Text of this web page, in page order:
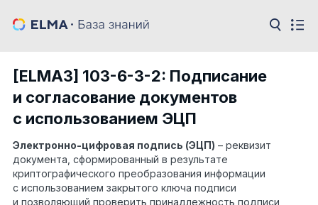
[ELMA3] 103-6-3-2: Подписание
и согласование документов
с использованием ЭЦП
Электронно-цифровая подпись (ЭЦП) – реквизит
документа, сформированный в результате
криптографического преобразования информации
с использованием закрытого ключа подписи
и позволяющий проверить принадлежность подписи